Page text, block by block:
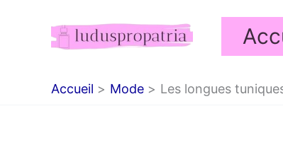
Accueil Mode Les longues